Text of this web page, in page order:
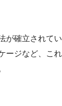
が確立されてい
ージなど、これ